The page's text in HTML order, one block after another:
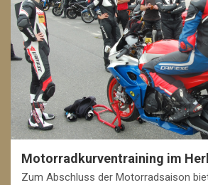
Motorradkurventraining im
Zum Abschluss der Motorradsaison